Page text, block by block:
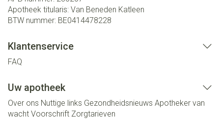
Apotheek titularis: Van Beneden Katleen
BTW nummer: BE0414478228
Klantenservice
FAQ
Uw apotheek
Over ons Nuttige links Gezondheidsnieuws Apotheker van
wacht Voorschrift Zorgtarieven